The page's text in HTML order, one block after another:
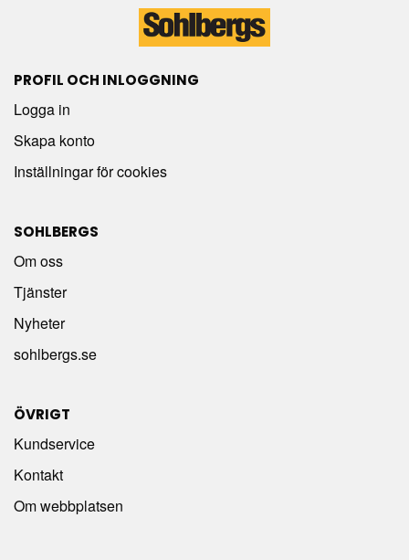
PROFIL OCH INLOGGNING
Logga in
Skapa konto
Inställningar för cookies
SOHLBERGS
Om oss
Tjänster
Nyheter
sohlbergs.se
ÖVRIGT
Kundservice
Kontakt
Om webbplatsen